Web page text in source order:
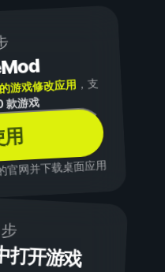
游戏修改应用 ，支
游戏
用
网并下载桌面应用
打开游戏